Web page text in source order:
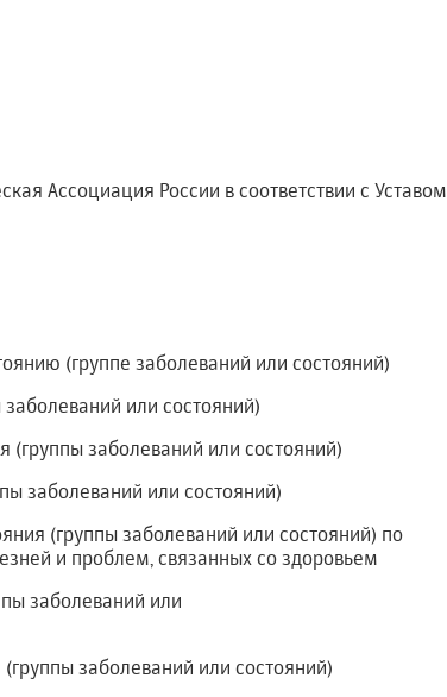
Ассоциация России в соответствии с Уставом
(группе заболеваний или состояний)
или состояний)
(группы заболеваний или состояний)
заболеваний или состояний)
(группы заболеваний или состояний) по
и проблем, связанных со здоровьем
заболеваний или
заболеваний или состояний)